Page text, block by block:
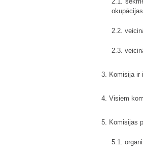
2.2.
2.3.
3. Komisija ir
4. Visiem
5. Komisijas
5.1.